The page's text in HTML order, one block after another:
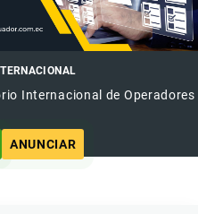
Internacional de Operadores
ANUNCIAR